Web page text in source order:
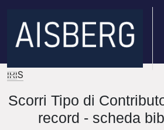
IRIS
Scorri Tipo di
record - scheda